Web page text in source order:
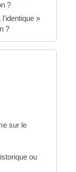
?
»
?
sur le
ou